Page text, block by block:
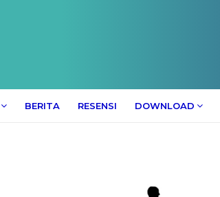
BERITA RESENSI DOWNLOAD